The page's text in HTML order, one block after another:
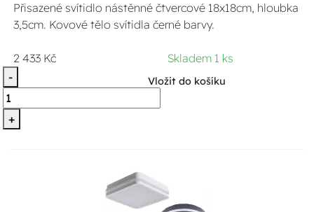
Přisazené svítidlo nástěnné čtvercové 18x18cm, hloubka
3,5cm. Kovové tělo svítidla černé barvy.
2 433 Kč
Skladem 1 ks
-
+
Vložit do košíku